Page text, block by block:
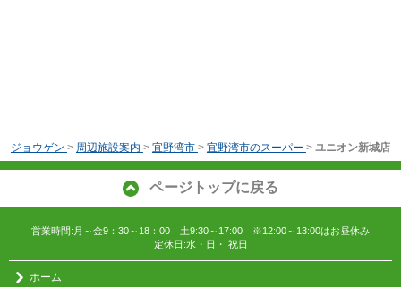
ジョウゲン > 周辺施設案内 > 宜野湾市 > 宜野湾市のスーパー > ユニオン新城店
ページトップに戻る
営業時間:月～金9：30～18：00 土9:30～17:00 ※12:00～13:00はお昼休み
定休日:水・日・ 祝日
ホーム